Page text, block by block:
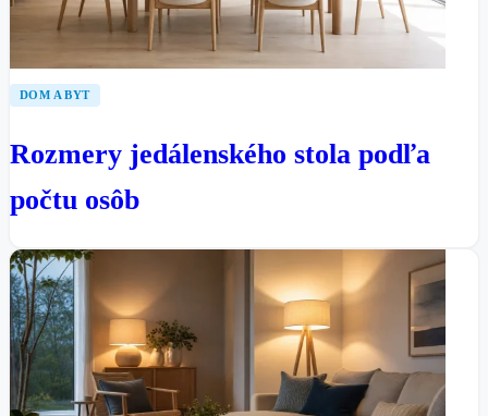
DOM A BYT
Rozmery jedálenského stola podľa
počtu osôb